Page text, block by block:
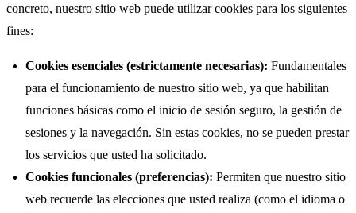
concreto, nuestro sitio web puede utilizar cookies para los siguientes
fines:
Cookies esenciales (estrictamente necesarias): Fundamentales
para el funcionamiento de nuestro sitio web, ya que habilitan
funciones básicas como el inicio de sesión seguro, la gestión de
sesiones y la navegación. Sin estas cookies, no se pueden prestar
los servicios que usted ha solicitado.
Cookies funcionales (preferencias): Permiten que nuestro sitio
web recuerde las elecciones que usted realiza (como el idioma o